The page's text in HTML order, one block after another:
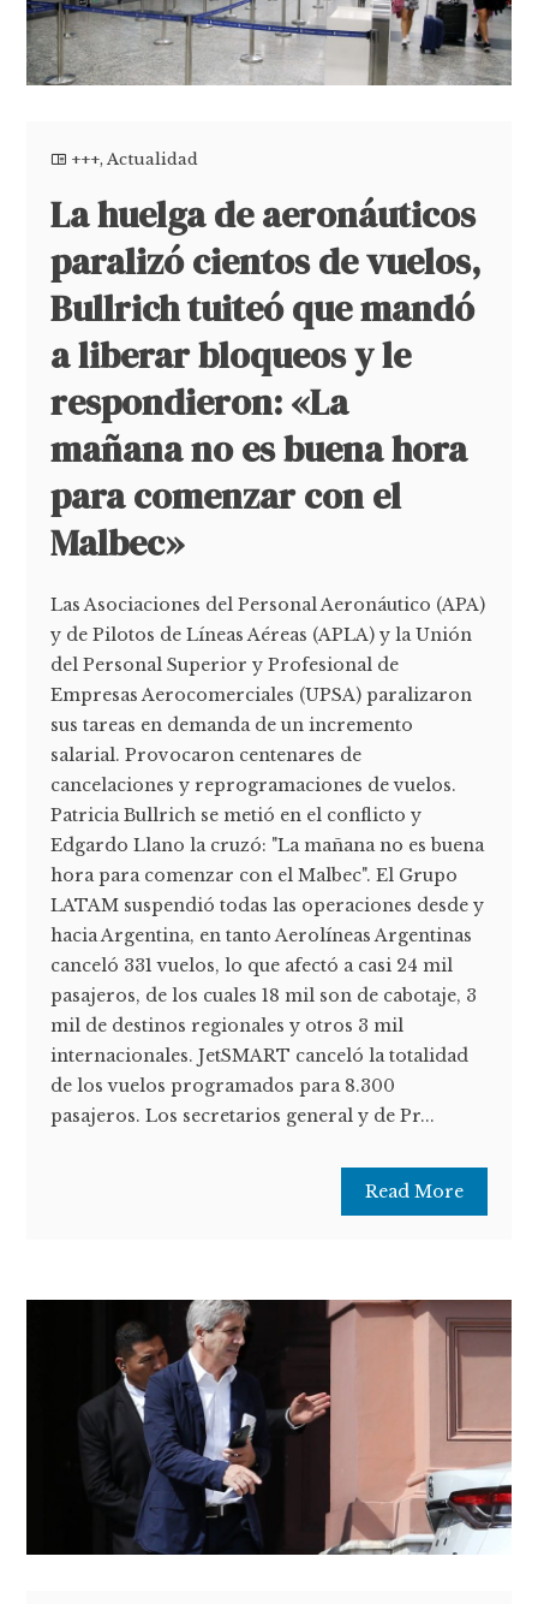
+++,Actualidad
La huelga de aeronáuticos
paralizó cientos de vuelos,
Bullrich tuiteó que mandó
a liberar bloqueos y le
respondieron: «La
mañana no es buena hora
para comenzar con el
Malbec»
Las Asociaciones del Personal Aeronáutico (APA)
y de Pilotos de Líneas Aéreas (APLA) y la Unión
del Personal Superior y Profesional de
Empresas Aerocomerciales (UPSA) paralizaron
sus tareas en demanda de un incremento
salarial. Provocaron centenares de
cancelaciones y reprogramaciones de vuelos.
Patricia Bullrich se metió en el conflicto y
Edgardo Llano la cruzó: "La mañana no es buena
hora para comenzar con el Malbec". El Grupo
LATAM suspendió todas las operaciones desde y
hacia Argentina, en tanto Aerolíneas Argentinas
canceló 331 vuelos, lo que afectó a casi 24 mil
pasajeros, de los cuales 18 mil son de cabotaje, 3
mil de destinos regionales y otros 3 mil
internacionales. JetSMART canceló la totalidad
de los vuelos programados para 8.300
pasajeros. Los secretarios general y de Pr...
Read More